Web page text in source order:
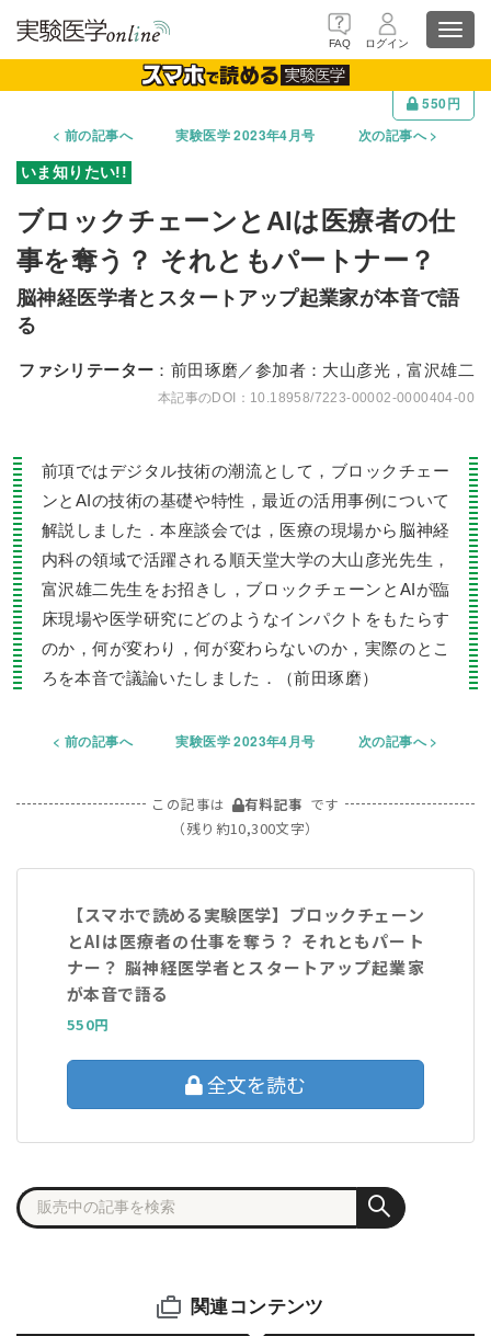
FAQ ログイン
550円
前の記事へ
実験医学 2023年4月号 次の記事へ
ブロックチェーンとAIは医療者の仕
事を奪う？ それともパートナー？
脳神経医学者とスタートアップ起業家が本音で語
る
ファシリテーター ：前田琢磨／参加者：大山彦光，富沢雄二
10.18958/7223-00002-0000404-00
前項ではデジタル技術の潮流として，ブロックチェー
ンとAIの技術の基礎や特性，最近の活用事例について
解説しました．本座談会では，医療の現場から脳神経
内科の領域で活躍される順天堂大学の大山彦光先生，
富沢雄二先生をお招きし，ブロックチェーンとAIが臨
床現場や医学研究にどのようなインパクトをもたらす
のか，何が変わり，何が変わらないのか，実際のとこ
ろを本音で議論いたしました．（前田琢磨）
前の記事へ 実験医学 2023年4月号 次の記事へ
この記事は 有料記事 です
（残り約10,300文字）
【スマホで読める実験医学】ブロックチェーン
とAIは医療者の仕事を奪う？ それともパート
ナー？ 脳神経医学者とスタートアップ起業家
が本音で語る
550円
全文を読む
関連コンテンツ